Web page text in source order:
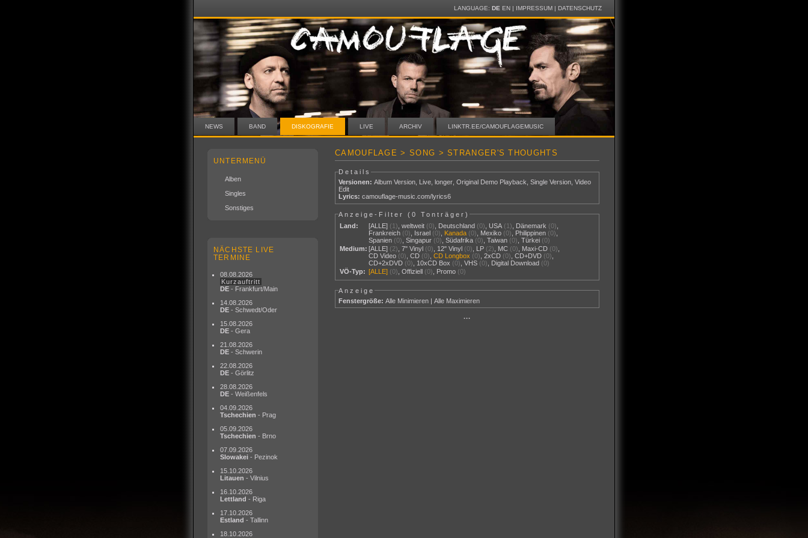
LANGUAGE: DE EN| IMPRESSUM| DATENSCHUTZ
NEWS BAND DISKOGRAFIE LIVE ARCHIV LINKTR.EE/CAMOUFLAGEMUSIC
UNTERMENÜ
Alben
Singles
Sonstiges
NÄCHSTE LIVE
TERMINE
08.08.2026
Kurzauftritt
DE - Frankfurt/Main
14.08.2026
DE - Schwedt/Oder
15.08.2026
DE - Gera
21.08.2026
DE - Schwerin
22.08.2026
DE - Görlitz
28.08.2026
DE - Weißenfels
04.09.2026
Tschechien - Prag
05.09.2026
Tschechien - Brno
07.09.2026
Slowakei - Pezinok
15.10.2026
Litauen - Vilnius
16.10.2026
Lettland - Riga
17.10.2026
Estland - Tallinn
18.10.2026
CAMOUFLAGE > SONG > STRANGER'S THOUGHTS
Details
Versionen: Album Version, Live, longer,Original Demo Playback,Single Version,Video
Edit
Lyrics: camouflage-music.com/lyrics6
Anzeige-Filter (0 Tonträger)
Land:
[ALLE] (1) ,weltweit (0) Deutschland (0) USA (1) Dänemark (0)
Frankreich (0) Israel (0) Kanada (0) Mexiko (0) Philippinen (0)
Spanien (0) ,Singapur (0) ,Südafrika (0) ,Taiwan (0) ,Türkei (0)
Medium: [ALLE] (2) ,7" Vinyl (0) 12" Vinyl (0) LP (2) MC (0) Maxi-CD (0)
CD Video (0) ,CD (0) ,CD Longbox (0) ,2xCD (0) ,CD+DVD (0)
CD+2xDVD (0) 10xCD Box (0) ,VHS (0) Digital Download (0)
VÖ-Typ: [ALLE] (0) ,Offiziell (0) Promo (0)
Anzeige
Fenstergröße: Alle Minimieren |Alle Maximieren
···